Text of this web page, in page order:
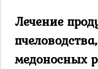
Лечение
медоносных